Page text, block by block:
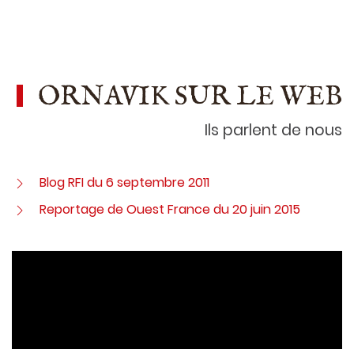
ORNAVIK SUR LE WEB
Ils parlent de nous
Blog RFI du 6 septembre 2011
Reportage de Ouest France du 20 juin 2015